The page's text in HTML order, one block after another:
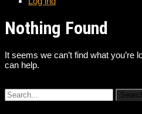
Nothing Found
It seems we can’t find what you’re
can help.